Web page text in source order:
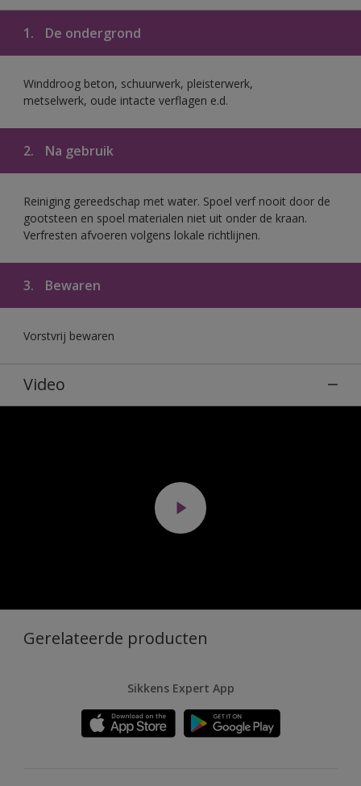
1. De ondergrond
Winddroog beton, schuurwerk, pleisterwerk,
metselwerk, oude intacte verflagen e.d.
2. Na gebruik
Reiniging gereedschap met water. Spoel verf nooit door de
gootsteen en spoel materialen niet uit onder de kraan.
Verfresten afvoeren volgens lokale richtlijnen.
3. Bewaren
Vorstvrij bewaren
Video
Gerelateerde producten
Sikkens Expert App